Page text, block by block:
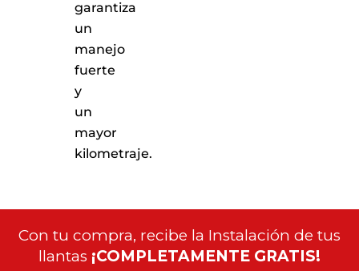
garantiza
un
manejo
fuerte
y
un
mayor
kilometraje.
Con tu compra, recibe la Instalación de tus
llantas ¡COMPLETAMENTE GRATIS!